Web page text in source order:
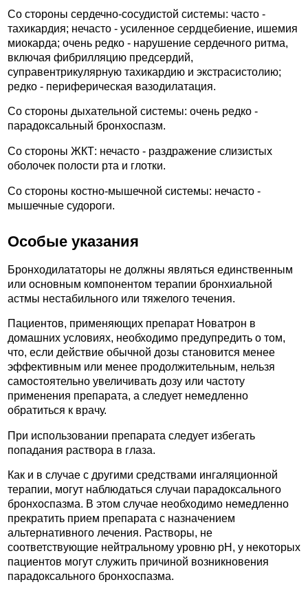
Со стороны сердечно-сосудистой системы: часто -
тахикардия; нечасто - усиленное сердцебиение, ишемия
миокарда; очень редко - нарушение сердечного ритма,
включая фибрилляцию предсердий,
суправентрикулярную тахикардию и экстрасистолию;
редко - периферическая вазодилатация.
Со стороны дыхательной системы: очень редко -
парадоксальный бронхоспазм.
Со стороны ЖКТ: нечасто - раздражение слизистых
оболочек полости рта и глотки.
Со стороны костно-мышечной системы: нечасто -
мышечные судороги.
Особые указания
Бронходилататоры не должны являться единственным
или основным компонентом терапии бронхиальной
астмы нестабильного или тяжелого течения.
Пациентов, применяющих препарат Новатрон в
домашних условиях, необходимо предупредить о том,
что, если действие обычной дозы становится менее
эффективным или менее продолжительным, нельзя
самостоятельно увеличивать дозу или частоту
применения препарата, а следует немедленно
обратиться к врачу.
При использовании препарата следует избегать
попадания раствора в глаза.
Как и в случае с другими средствами ингаляционной
терапии, могут наблюдаться случаи парадоксального
бронхоспазма. В этом случае необходимо немедленно
прекратить прием препарата с назначением
альтернативного лечения. Растворы, не
соответствующие нейтральному уровню рН, у некоторых
пациентов могут служить причиной возникновения
парадоксального бронхоспазма.